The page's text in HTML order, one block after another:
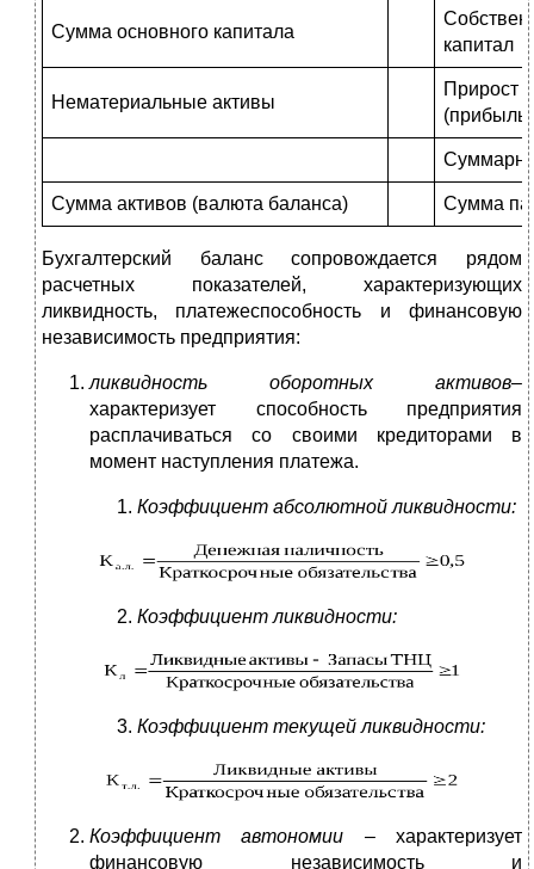
Сумма основного капитала
капитал
Нематериальные активы
Прирост
(прибыль)
Сумма активов (валюта баланса) Сумма
Бухгалтерский баланс сопровождается рядом
расчетных показателей, характеризующих
ликвидность, платежеспособность и финансовую
независимость предприятия:
ликвидность оборотных активов–
характеризует способность предприятия
расплачиваться со своими кредиторами в
момент наступления платежа.
Коэффициент абсолютной ликвидности:
Коэффициент ликвидности:
Коэффициент текущей ликвидности:
Коэффициент автономии – характеризует
финансовую независимость и